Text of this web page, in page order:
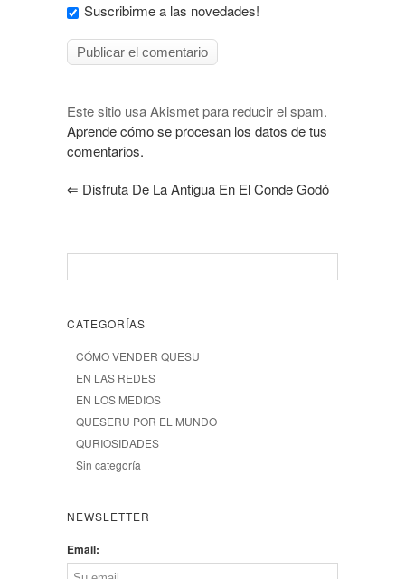
Suscribirme a las novedades!
Este sitio usa Akismet para reducir el spam.
Aprende cómo se procesan los datos de tus
comentarios.
⇐ Disfruta De La Antigua En El Conde Godó
CATEGORÍAS
CÓMO VENDER QUESU
EN LAS REDES
EN LOS MEDIOS
QUESERU POR EL MUNDO
QURIOSIDADES
Sin categoría
NEWSLETTER
Email: